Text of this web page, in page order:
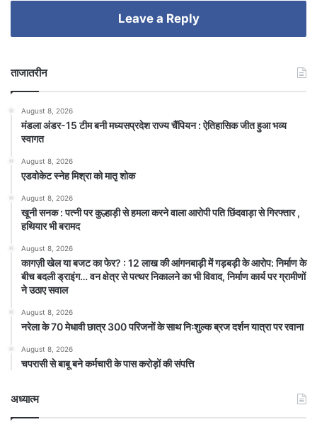
Leave a Reply
ताजातरीन
August 8, 2026
मंडला अंडर-15 टीम बनी मध्यसप्रदेश राज्य चैंपियन : ऐतिहासिक जीत हुआ भव्य
स्वागत
August 8, 2026
एडवोकेट स्नेह मिश्रा को मातृ शोक
August 8, 2026
खूनी सनक : पत्नी पर कुल्हाड़ी से हमला करने वाला आरोपी पति छिंदवाड़ा से गिरफ्तार ,
हथियार भी बरामद
August 8, 2026
कागज़ी खेल या बजट का फेर? : 12 लाख की आंगनबाड़ी में गड़बड़ी के आरोप: निर्माण के
बीच बदली ड्राइंग… वन क्षेत्र से पत्थर निकालने का भी विवाद, निर्माण कार्य पर ग्रामीणों
ने उठाए सवाल
August 8, 2026
नरेला के 70 मेधावी छात्र 300 परिजनों के साथ निःशुल्क ब्रज दर्शन यात्रा पर रवाना
August 8, 2026
चपरासी से बाबू बने कर्मचारी के पास करोड़ों की संपत्ति
अध्यात्म